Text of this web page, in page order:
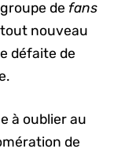
de fans
tout nouveau
défaite de
à oublier au
de